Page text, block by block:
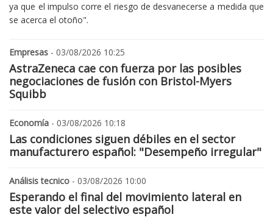
ya que el impulso corre el riesgo de desvanecerse a medida que
se acerca el otoño".
Empresas - 03/08/2026 10:25
AstraZeneca cae con fuerza por las posibles
negociaciones de fusión con Bristol-Myers
Squibb
Economía - 03/08/2026 10:18
Las condiciones siguen débiles en el sector
manufacturero español: "Desempeño irregular"
Análisis tecnico - 03/08/2026 10:00
Esperando el final del movimiento lateral en
este valor del selectivo español